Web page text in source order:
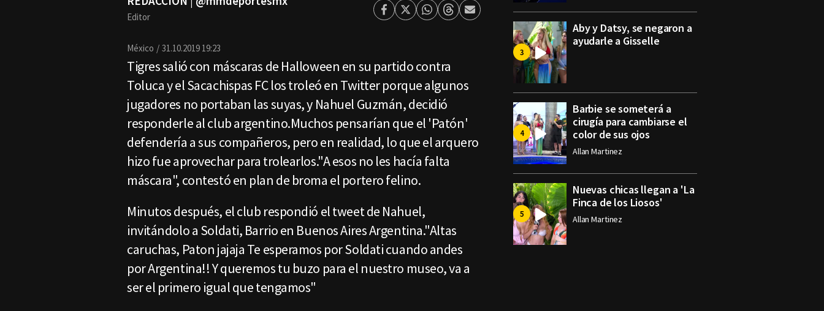
Editor Facebook
TwitterWhatsapp
ThreadsEnviar
México 31.10.2019 19:23
Tigres salió con máscaras de Halloween en su partido contra
Toluca y el Sacachispas FC los troleó en Twitter porque algunos
jugadores no portaban las suyas, y Nahuel Guzmán, decidió
responderle al club argentino.Muchos pensarían que el 'Patón'
defendería a sus compañeros, pero en realidad, lo que el arquero
hizo fue aprovechar para trolearlos."A esos no les hacía falta
máscara", contestó en plan de broma el portero felino.
Minutos después, el club respondió el tweet de Nahuel,
invitándolo a Soldati, Barrio en Buenos Aires Argentina."Altas
caruchas, Paton jajaja Te esperamos por Soldati cuando andes
por Argentina!! Y queremos tu buzo para el nuestro museo, va a
ser el primero igual que tengamos"
Aby y Datsy, se negaron a
ayudarle a Gisselle
Barbie se someterá a
cirugía para cambiarse el
color de sus ojos
Allan Martinez
Nuevas chicas llegan a 'La
Finca de los Liosos'
Allan Martinez